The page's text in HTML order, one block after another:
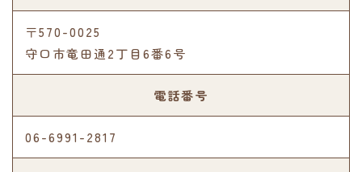
〒570-0025
守口市竜田通2丁目6番6号
電話番号
06-6991-2817